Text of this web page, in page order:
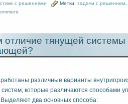
с решениями Метки: задачи с решением
отличие тянущей системы
различные варианты
систем, которые различаются способами
два основных способа: